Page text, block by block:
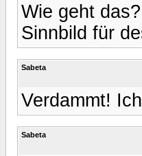
Wie geht
Sinnbild für
Sabeta
Verdammt!
Sabeta